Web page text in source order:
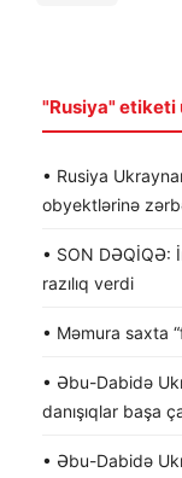
"Rusiya" etiketi
• Rusiya
obyektlərinə
• SON DƏQİQƏ:
razılıq verdi
• Məmura saxta
• Əbu-Dabidə
danışıqlar başa
• Əbu-Dabidə